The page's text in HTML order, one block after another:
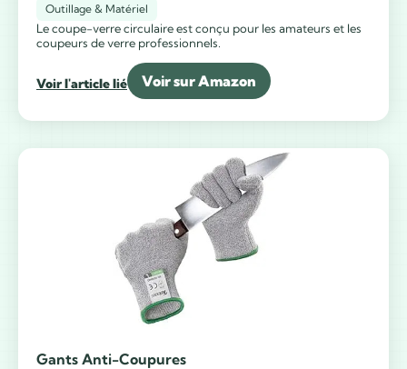
Outillage & Matériel
Le coupe-verre circulaire est conçu pour les amateurs et les
coupeurs de verre professionnels.
Voir l'article lié Voir sur Amazon
Gants Anti-Coupures